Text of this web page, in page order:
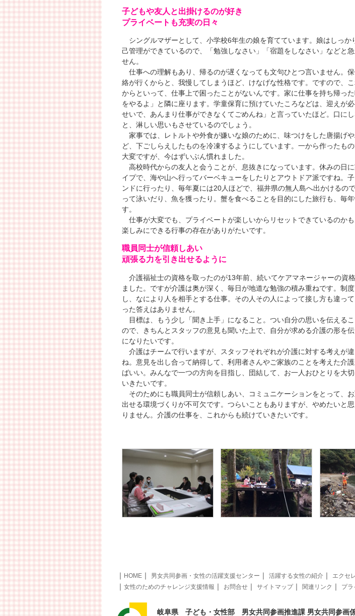
子どもや友人と出掛けるのが好き
プライベートも充実の日々
シングルマザーとして、小学校6年生の娘を育てています。娘はしっか
己管理ができているので、「勉強しなさい」「宿題をしなさい」などと
せん。
仕事への理解もあり、帰るのが遅くなっても文句ひとつ言いません。
絡が行くからと、我慢してしまうほど、けなげな性格です。ですので、
からといって、仕事上で困ったことがないんです。家に仕事を持ち帰っ
をやるよ」と隣に座ります。学童保育に預けていたころなどは、迎えが
せいで、あんまり仕事ができなくてごめんね」と言っていたほど。口に
と、淋しい思いもさせているのでしょう。
家事では、レトルトや外食が嫌いな娘のために、味つけをした唐揚げ
ど、下ごしらえしたものを冷凍するようにしています。一から作ったも
大変ですが、今はずいぶん慣れました。
高校時代からの友人と会うことが、息抜きになっています。休みの日
イプで、海や山へ行ってバーベキューをしたりとアウトドア派ですね。
ンドに行ったり、毎年夏には20人ほどで、福井県の無人島へ出かけるの
って泳いだり、魚を獲ったり。蟹を食べることを目的にした旅行も、毎
す。
仕事が大変でも、プライベートが楽しいからリセットできているのか
楽しみにできる行事の存在がありがたいです。
職員同士が信頼しあい
頑張る力を引き出せるように
介護福祉士の資格を取ったのが13年前、続いてケアマネージャーの資
ました。ですが介護は奥が深く、毎日が地道な勉強の積み重ねです。制
し、なにより人を相手とする仕事。その人その人によって接し方も違っ
った答えはありません。
目標は、もう少し「聞き上手」になること。つい自分の思いを伝える
ので、きちんとスタッフの意見も聞いた上で、自分が求める介護の形を
になりたいです。
介護はチームで行いますが、スタッフそれぞれが介護に対する考えが
ね。意見を出し合って納得して、利用者さんやご家族のことを考えた介
ばいい。みんなで一つの方向を目指し、団結して、お一人おひとりを大
いきたいです。
そのためにも職員同士が信頼しあい、コミュニケーションをとって、
出せる環境づくりが不可欠です。つらいこともありますが、やめたいと
りません。介護の仕事を、これからも続けていきたいです。
｜ HOME ｜ 男女共同参画・女性の活躍支援センター ｜ 活躍する女性の紹介 ｜ エクセ
｜ 女性のためのチャレンジ支援情報 ｜ お問合せ ｜ サイトマップ｜ 関連リンク ｜ プラ
岐阜県 子ども・女性部 男女共同参画推進課 男女共同参画